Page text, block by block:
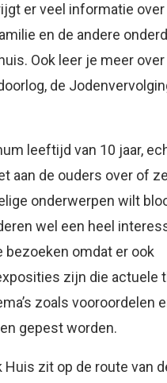
er veel informatie over
en de andere
Ook leer je meer over
de
leeftijd van 10 jaar,
aan de ouders over of
onderwerpen wilt
wel een heel
bezoeken omdat er ook
zijn die actuele
zoals vooroordelen
gepest worden.
Huis zit op de route van